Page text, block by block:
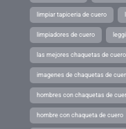
limpiar tapiceria de cuero
limpiadores de cuero
las mejores chaquetas de cuero
imagenes de chaquetas de
hombres con chaquetas de
hombre con chaqueta de cuero